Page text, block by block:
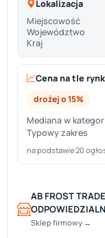
Lokalizacja
Miejscowość
Województwo
Kraj
Cena na tle
drożej o 15%
Mediana w
Typowy zakres
na podstawie 20
AB FROST
Sklep firmowy →